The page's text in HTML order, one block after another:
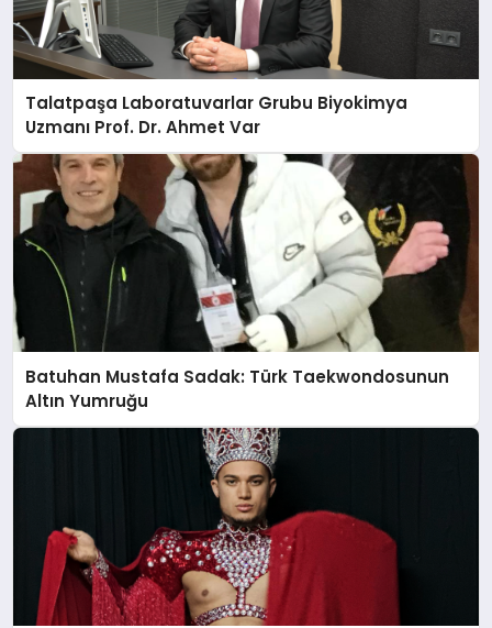
Talatpaşa Laboratuvarlar Grubu Biyokimya
Uzmanı Prof. Dr. Ahmet Var
Batuhan Mustafa Sadak: Türk Taekwondosunun
Altın Yumruğu